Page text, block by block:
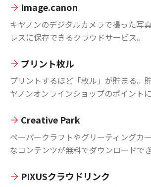
Image.canon
キヤノンのデジタルカメラで撮った写
レスに保存できるクラウドサービス。
プリント枚ル
プリントするほど「枚ル」が貯まる。
ヤノンオンラインショップのポイントに
Creative Park
ペーパークラフトやグリーティングカ
なコンテンツが無料でダウンロードでき
PIXUSクラウドリンク